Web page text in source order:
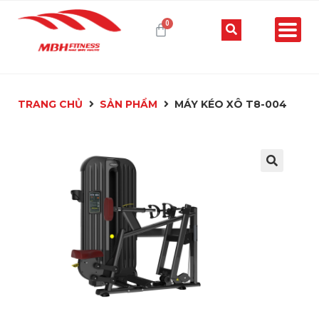
TRANG CHỦ SẢN PHẨM MÁY KÉO XÔ T8-004